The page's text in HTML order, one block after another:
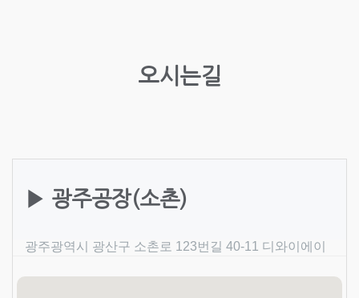
오시는길
▶ 광주공장(소촌)
광주광역시 광산구 소촌로 123번길 40-11 디와이에이